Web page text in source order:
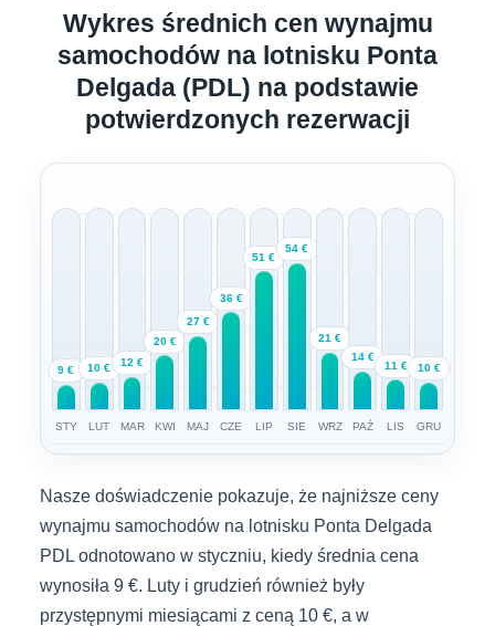
Wykres średnich cen wynajmu
samochodów na lotnisku Ponta
Delgada (PDL) na podstawie
potwierdzonych rezerwacji
9 €
STY
10 €
LUT
12 €
MAR
20 €
KWI
27 €
MAJ
36 €
CZE
51 €
LIP
54 €
SIE
21 €
WRZ
14 €
PAŹ
11 €
LIS
10 €
GRU
Nasze doświadczenie pokazuje, że najniższe ceny
wynajmu samochodów na lotnisku Ponta Delgada
PDL odnotowano w styczniu, kiedy średnia cena
wynosiła 9 €. Luty i grudzień również były
przystępnymi miesiącami z ceną 10 €, a w